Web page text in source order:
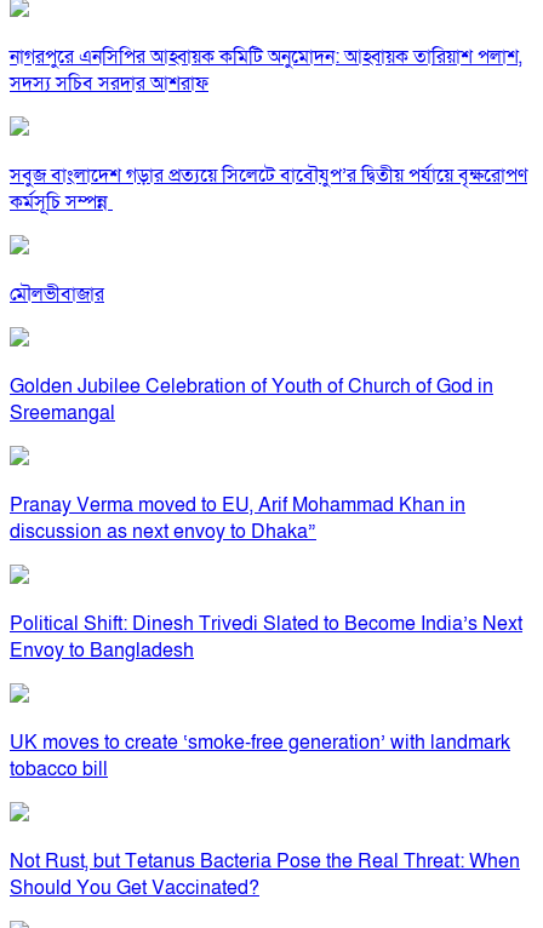
নাগরপুরে এনসিপির আহ্বায়ক কমিটি অনুমোদন: আহ্বায়ক তারিয়াশ পলাশ,
সদস্য সচিব সরদার আশরাফ
সবুজ বাংলাদেশ গড়ার প্রত্যয়ে সিলেটে বাবৌযুপ’র দ্বিতীয় পর্যায়ে বৃক্ষরোপণ
কর্মসূচি সম্পন্ন
মৌলভীবাজার
Golden Jubilee Celebration of Youth of Church of God in
Sreemangal
Pranay Verma moved to EU, Arif Mohammad Khan in
discussion as next envoy to Dhaka”
Political Shift: Dinesh Trivedi Slated to Become India’s Next
Envoy to Bangladesh
UK moves to create ‘smoke-free generation’ with landmark
tobacco bill
Not Rust, but Tetanus Bacteria Pose the Real Threat: When
Should You Get Vaccinated?